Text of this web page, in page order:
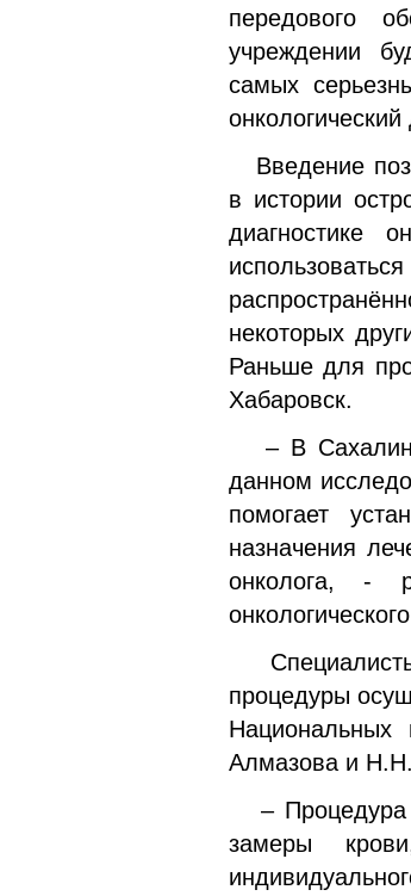
передового
учреждении
самых
Введение
в истории
диагностике
некоторых
Раньше для
Хабаровск.
– В
данном
помогает
назначения
онколога, -
Специалисты
процедуры
Национальных
Алмазова и
– Процедура
замеры